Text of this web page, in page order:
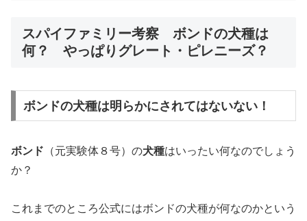
スパイファミリー考察 ボンドの犬種は
何？ やっぱりグレート・ピレニーズ？
ボンドの犬種は明らかにされてはないない！
ボンド （元実験体８号）の犬種はいったい何なのでしょう
か？
これまでのところ公式にはボンドの犬種が何なのかという